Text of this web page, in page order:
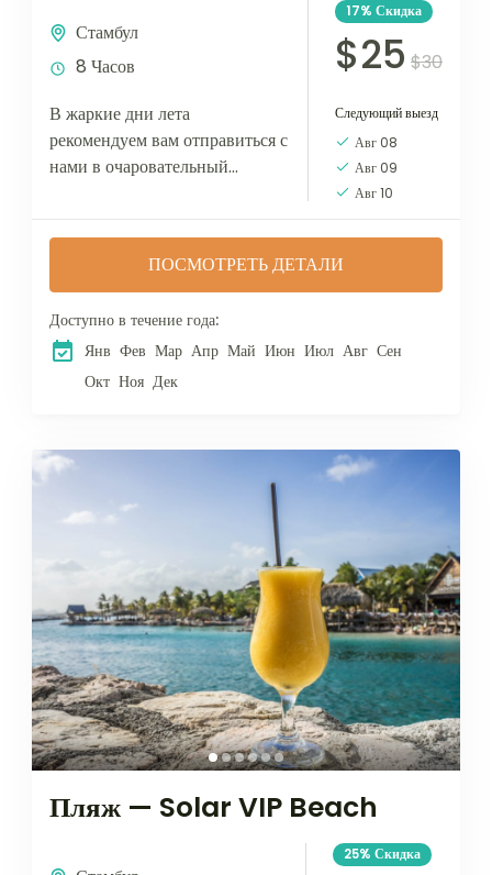
Стамбул
8 Часов
В жаркие дни лета
рекомендуем вам отправиться с
нами в очаровательный
территории Кильос. Кильос —
это северные ворота Стамбула,
открывающиеся к морю....
17% Скидка
$25 $30
Следующий выезд
Авг 08
Авг 09
Авг 10
ПОСМОТРЕТЬ ДЕТАЛИ
Доступно в течение года:
Янв Фев Мар Апр Май Июн Июл Авг Сен
Окт Ноя Дек
Пляж — Solar VIP Beach
25% Скидка